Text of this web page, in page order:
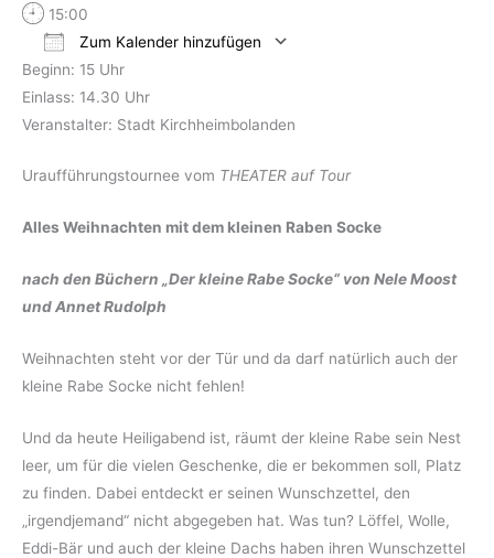
15:00
Zum Kalender hinzufügen
ICS herunterladen
Beginn: 15 Uhr
Einlass: 14.30 Uhr
Veranstalter: Stadt Kirchheimbolanden
Uraufführungstournee vom THEATER auf Tour
Alles Weihnachten mit dem kleinen Raben Socke
nach den Büchern „Der kleine Rabe Socke“ von Nele Moost
und Annet Rudolph
Weihnachten steht vor der Tür und da darf natürlich auch der
kleine Rabe Socke nicht fehlen!
Und da heute Heiligabend ist, räumt der kleine Rabe sein Nest
leer, um für die vielen Geschenke, die er bekommen soll, Platz
zu finden. Dabei entdeckt er seinen Wunschzettel, den
„irgendjemand“ nicht abgegeben hat. Was tun? Löffel, Wolle,
Eddi-Bär und auch der kleine Dachs haben ihren Wunschzettel